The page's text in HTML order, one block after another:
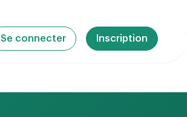
Se connecter Inscription